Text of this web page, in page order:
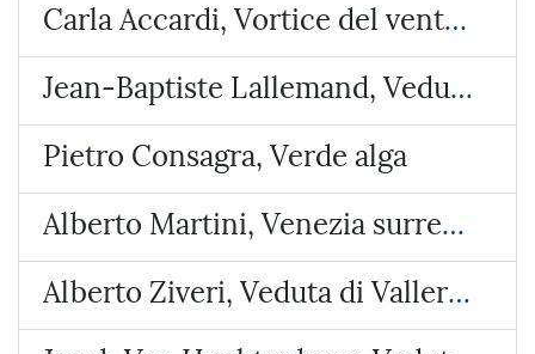
Carla Accardi, Vortice del vento verde
Jean-Baptiste Lallemand, Veduta ideata con l’Arco di Giano e San Giorgio al Velabro
Pietro Consagra, Verde alga
Alberto Martini, Venezia surreale
Alberto Ziveri, Veduta di Vallerano